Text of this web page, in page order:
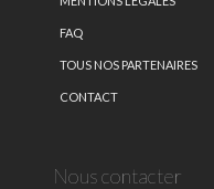
FAQ
TOUS NOS PARTENAIRES
CONTACT
Nous contacter